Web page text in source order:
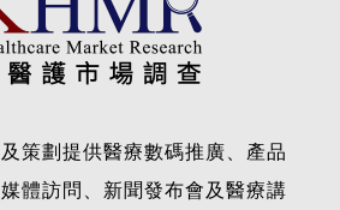
策劃提供醫療數碼推廣、產品
體訪問、新聞發布會及醫療講